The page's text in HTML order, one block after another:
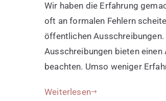
bei
öffentlichen
Ausschreibungen
Wir haben die Erfahrung
oft an formalen Fehlern
öffentlichen
Ausschreibungen bieten
beachten. Umso weniger
Weiterlesen